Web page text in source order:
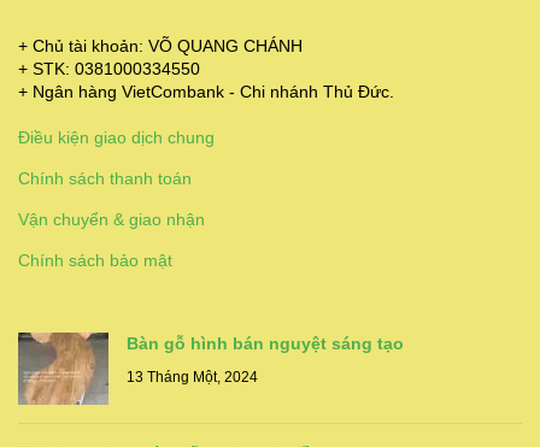
+ Chủ tài khoản: VÕ QUANG CHÁNH
+ STK: 0381000334550
+ Ngân hàng VietCombank - Chi nhánh Thủ Đức.
Điều kiện giao dịch chung
Chính sách thanh toán
Vận chuyển & giao nhận
Chính sách bảo mật
Bàn gỗ hình bán nguyệt sáng tạo
13 Tháng Một, 2024